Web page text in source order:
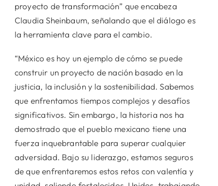
proyecto de transformación” que encabeza
Claudia Sheinbaum, señalando que el diálogo es
la herramienta clave para el cambio.
“México es hoy un ejemplo de cómo se puede
construir un proyecto de nación basado en la
justicia, la inclusión y la sostenibilidad. Sabemos
que enfrentamos tiempos complejos y desafíos
significativos. Sin embargo, la historia nos ha
demostrado que el pueblo mexicano tiene una
fuerza inquebrantable para superar cualquier
adversidad. Bajo su liderazgo, estamos seguros
de que enfrentaremos estos retos con valentía y